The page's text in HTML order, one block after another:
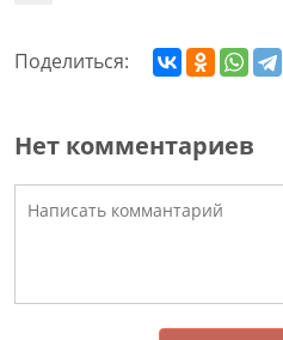
Поделиться:
Нет комментариев